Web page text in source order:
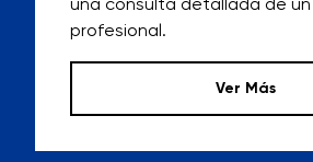
profesional.
Ver Más